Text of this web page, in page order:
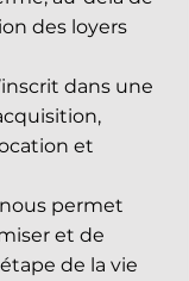
des loyers
dans une
et
permet
et de
de la vie